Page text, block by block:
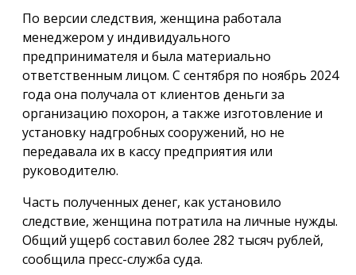
По версии следствия, женщина работала
менеджером у индивидуального
предпринимателя и была материально
ответственным лицом. С сентября по ноябрь 2024
года она получала от клиентов деньги за
организацию похорон, а также изготовление и
установку надгробных сооружений, но не
передавала их в кассу предприятия или
руководителю.
Часть полученных денег, как установило
следствие, женщина потратила на личные нужды.
Общий ущерб составил более 282 тысяч рублей,
сообщила пресс-служба суда.